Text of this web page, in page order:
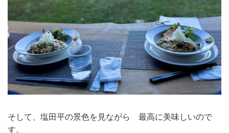
そして、塩田平の景色を見ながら 最高に美味しいので
す。